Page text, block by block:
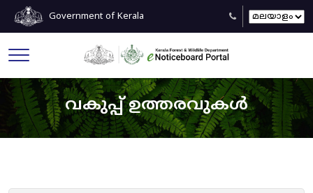
Government of Kerala
വകുപ്പ് ഉത്തരവുകൾ